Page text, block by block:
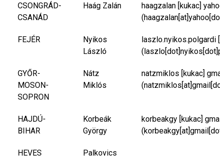
CSONGRÁD-
CSANÁD
Haág Zalán haagzalan [kukac]
FEJÉR
Nyikos
László
laszlo.nyikos.polgardi
GYŐR-
MOSON-
SOPRON
Nátz
Miklós
natzmiklos [kukac]
HAJDÚ-
BIHAR
Korbeák
György
korbeakgy [kukac]
HEVES
Palkovics